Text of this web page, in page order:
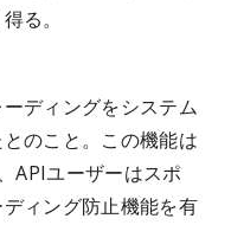
る。
ディングをシステム
のこと。この機能は
APIユーザーはスポ
ィング防止機能を有